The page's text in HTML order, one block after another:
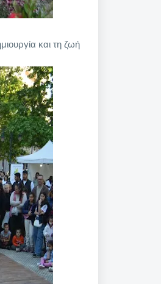
και τη ζωή».